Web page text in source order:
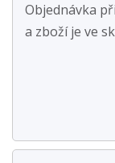
Objednávka
a zboží je ve